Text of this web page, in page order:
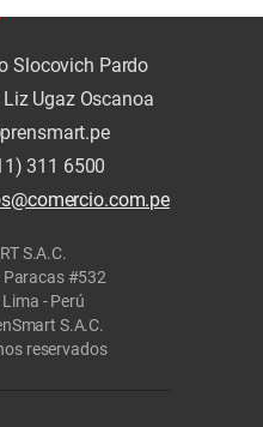
Slocovich Pardo
Ugaz Oscanoa
311 6500
S.A.C.
Paracas #532
- Perú
S.A.C.
reservados